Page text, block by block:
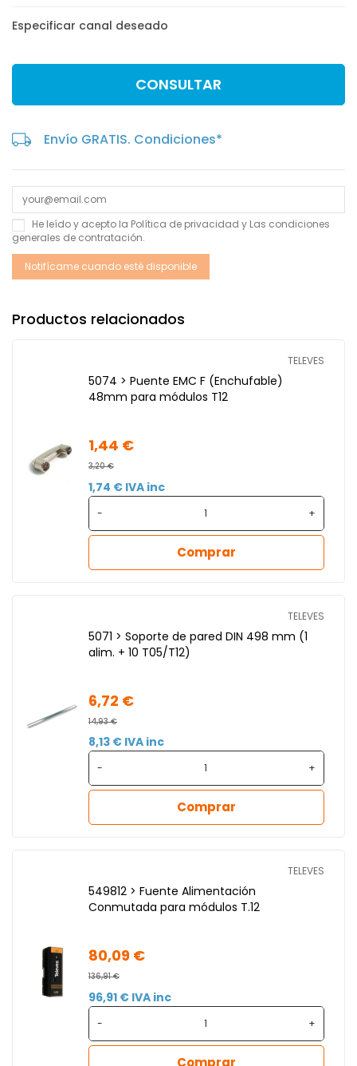
Especificar canal deseado
CONSULTAR
Envío GRATIS. Condiciones*
He leído y acepto la Política de privacidad y Las condiciones
generales de contratación.
Productos relacionados
TELEVES
5074 > Puente EMC F (Enchufable)
48mm para módulos T12
1,44 €
3,20 €
1,74 € IVA inc
- +
Comprar
TELEVES
5071 > Soporte de pared DIN 498 mm (1
alim. + 10 T05/T12)
6,72 €
14,93 €
8,13 € IVA inc
- +
Comprar
TELEVES
549812 > Fuente Alimentación
Conmutada para módulos T.12
80,09 €
136,91 €
96,91 € IVA inc
- +
Comprar